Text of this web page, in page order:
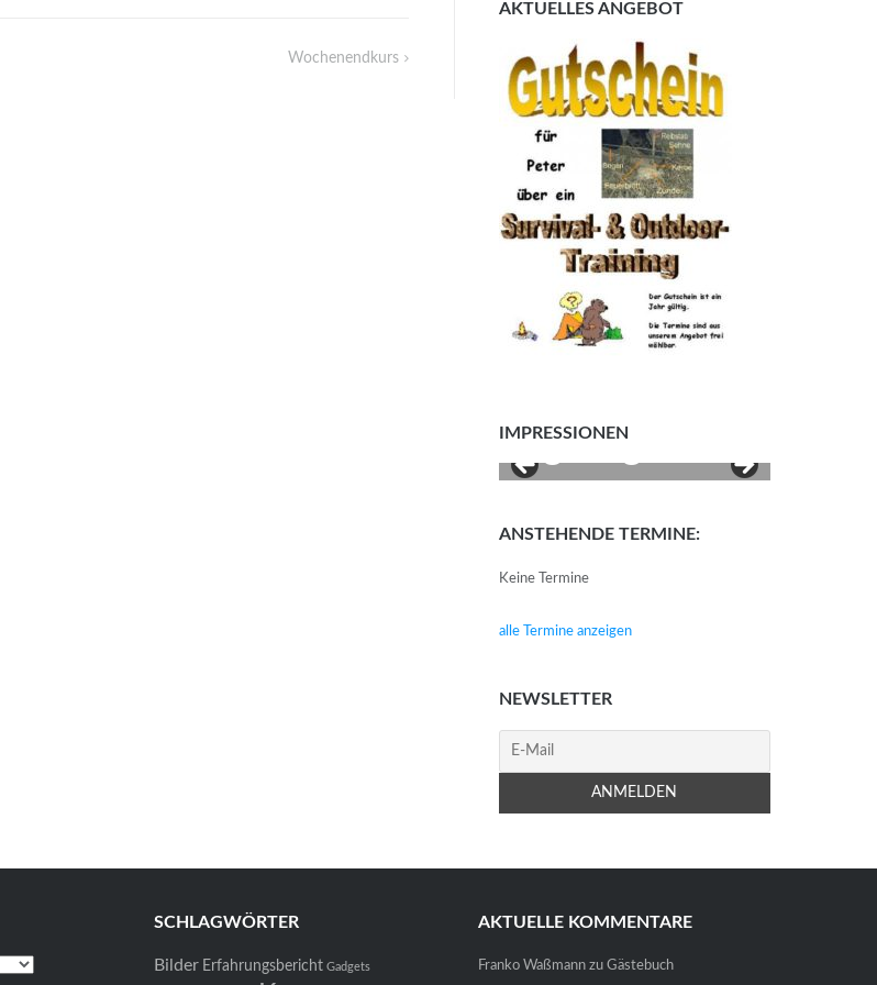
Wochenendkurs
AKTUELLES ANGEBOT
IMPRESSIONEN
Survival- &
ng Siegerland
ANSTEHENDE TERMINE:
Keine Termine
alle Termine anzeigen
NEWSLETTER
SCHLAGWÖRTER
Bilder Erfahrungsbericht Gadgets
AKTUELLE KOMMENTARE
Franko Waßmann zuGästebuch